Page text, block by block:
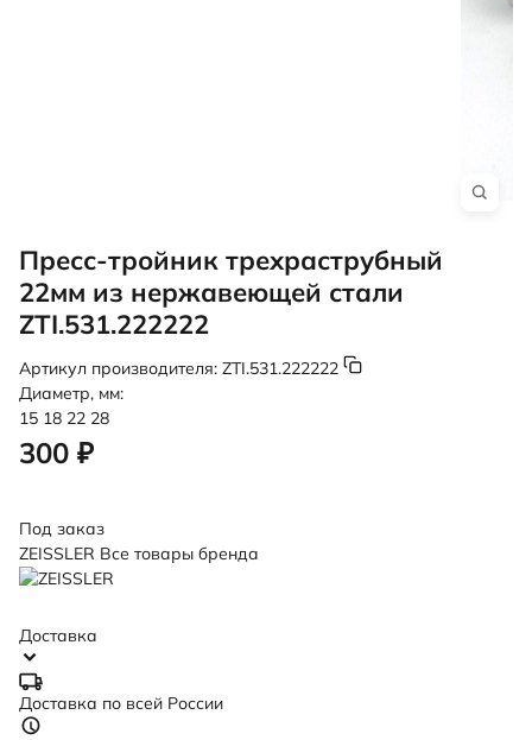
Пресс-тройник трехраструбный
22мм из нержавеющей стали
ZTI.531.222222
Артикул производителя: ZTI.531.222222
Диаметр, мм:
15 18 22 28
300 ₽
Под заказ
ZEISSLER Все товары бренда
Доставка
Доставка по всей России